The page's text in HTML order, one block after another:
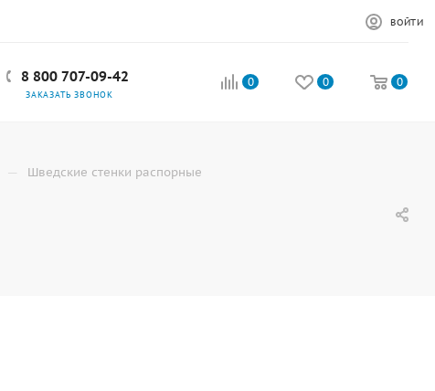
ВОЙТИ
8 800 707-09-42
ЗАКАЗАТЬ ЗВОНОК
0 0 0
— Шведские стенки распорные